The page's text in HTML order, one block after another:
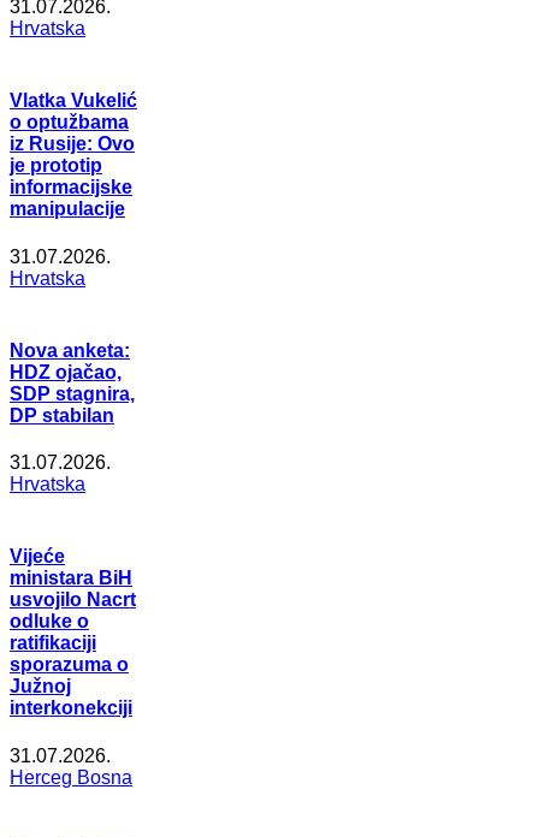
31.07.2026.
Hrvatska
Vlatka Vukelić
o optužbama
iz Rusije: Ovo
je prototip
informacijske
manipulacije
31.07.2026.
Hrvatska
Nova anketa:
HDZ ojačao,
SDP stagnira,
DP stabilan
31.07.2026.
Hrvatska
Vijeće
ministara BiH
usvojilo Nacrt
odluke o
ratifikaciji
sporazuma o
Južnoj
interkonekciji
31.07.2026.
Herceg Bosna